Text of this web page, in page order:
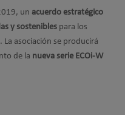
un acuerdo estratégico
y sostenibles para los
La asociación se producirá
de la nueva serie ECOi-W